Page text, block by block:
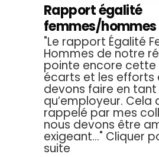
Rapport égalité
femmes/hommes
"Le rapport Égalité
Hommes de notre
pointe encore cette
écarts et les efforts
devons faire en tant
qu’employeur. Cela
rappelé par mes
nous devons être
exigeant..." Cliquer
suite